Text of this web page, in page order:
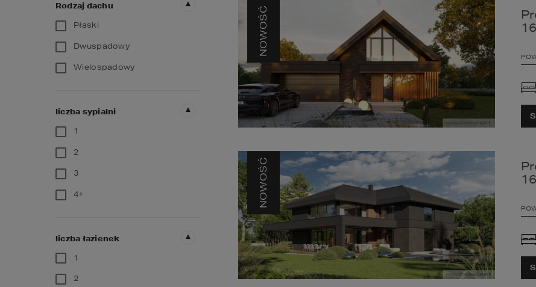
Rodzaj dachu
Płaski
Dwuspadowy
Wielospadowy
liczba sypialni
1
2
3
4+
liczba łazienek
1
2
NOWOŚĆ
NOWOŚĆ